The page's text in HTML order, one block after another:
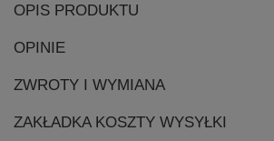
OPIS PRODUKTU
OPINIE
ZWROTY I WYMIANA
ZAKŁADKA KOSZTY WYSYŁKI